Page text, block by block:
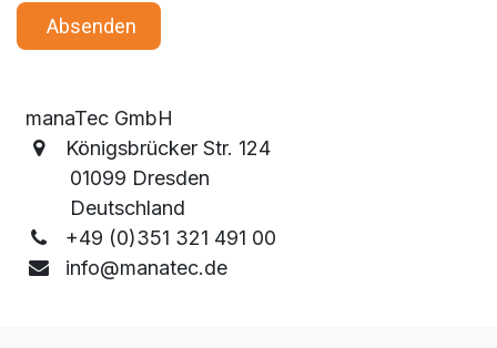
​ Absende​​​​n
manaTec GmbH
Königsbrücker Str. 124
01099 Dresden
Deutschland
+49 (0)351 321 491 00
info@manatec.de